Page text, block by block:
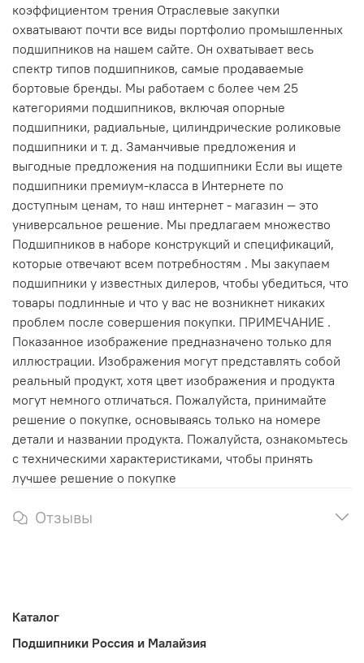
коэффициентом трения Отраслевые закупки
охватывают почти все виды портфолио промышленных
подшипников на нашем сайте. Он охватывает весь
спектр типов подшипников, самые продаваемые
бортовые бренды. Мы работаем с более чем 25
категориями подшипников, включая опорные
подшипники, радиальные, цилиндрические роликовые
подшипники и т. д. Заманчивые предложения и
выгодные предложения на подшипники Если вы ищете
подшипники премиум-класса в Интернете по
доступным ценам, то наш интернет - магазин — это
универсальное решение. Мы предлагаем множество
Подшипников в наборе конструкций и спецификаций,
которые отвечают всем потребностям . Мы закупаем
подшипники у известных дилеров, чтобы убедиться, что
товары подлинные и что у вас не возникнет никаких
проблем после совершения покупки. ПРИМЕЧАНИЕ .
Показанное изображение предназначено только для
иллюстрации. Изображения могут представлять собой
реальный продукт, хотя цвет изображения и продукта
могут немного отличаться. Пожалуйста, принимайте
решение о покупке, основываясь только на номере
детали и названии продукта. Пожалуйста, ознакомьтесь
с техническими характеристиками, чтобы принять
лучшее решение о покупке
Отзывы
Каталог
Подшипники Россия и Малайзия